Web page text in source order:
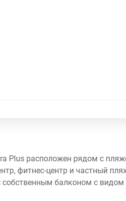
Plus расположен рядом с
фитнес-центр и частный
балконом с видом